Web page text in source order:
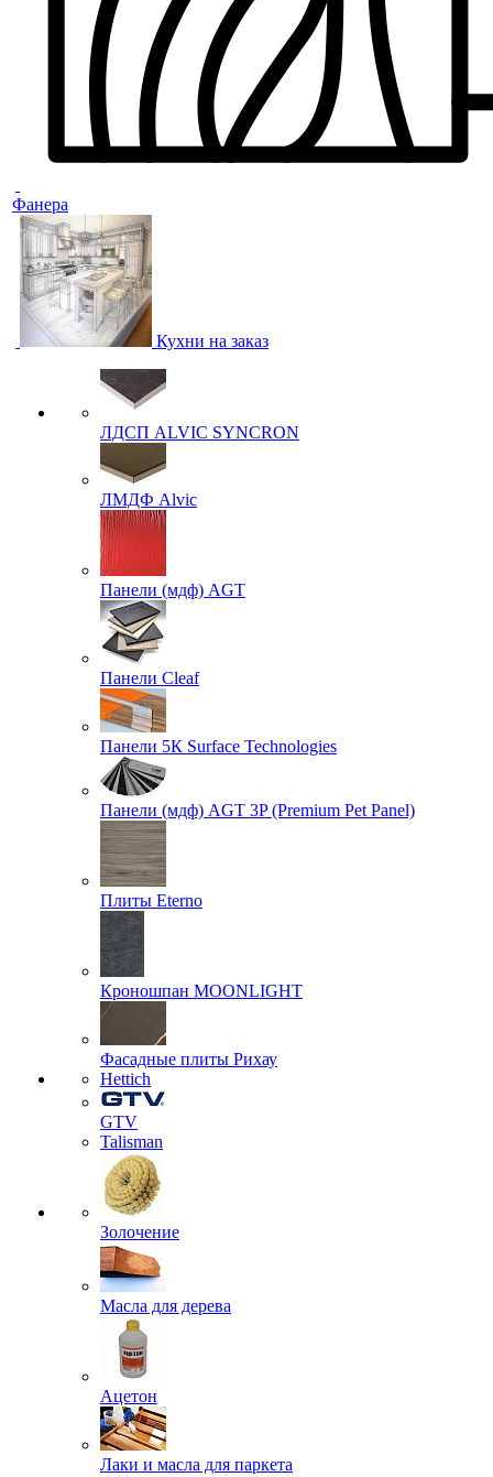
Фанера
Кухни на заказ
ЛДСП ALVIC SYNCRON
ЛМДФ Alvic
Панели (мдф) AGT
Панели Cleaf
Панели 5К Surface Technologies
Панели (мдф) AGT 3P (Premium Pet Panel)
Плиты Eterno
Кроношпан MOONLIGHT
Фасадные плиты Рихау
Hettich
GTV
Talisman
Золочение
Масла для дерева
Ацетон
Лаки и масла для паркета